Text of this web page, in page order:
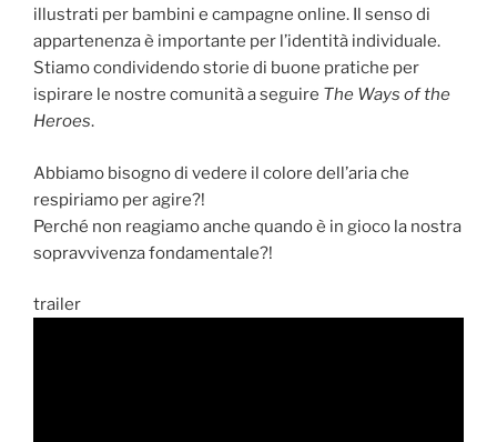
illustrati per bambini e campagne online. Il senso di
appartenenza è importante per l’identità individuale.
Stiamo condividendo storie di buone pratiche per
ispirare le nostre comunità a seguire The Ways of the
Heroes.
Abbiamo bisogno di vedere il colore dell’aria che
respiriamo per agire?!
Perché non reagiamo anche quando è in gioco la nostra
sopravvivenza fondamentale?!
trailer